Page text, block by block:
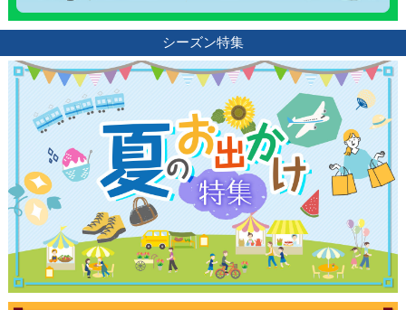
シーズン特集